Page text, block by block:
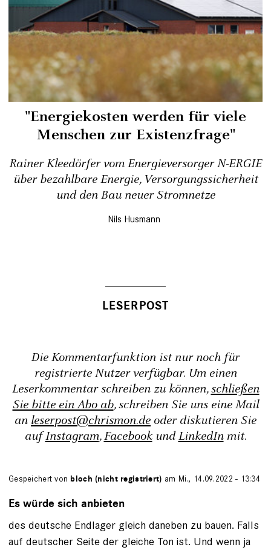
"Energiekosten werden für viele
Menschen zur Existenzfrage"
Rainer Kleedörfer vom Energieversorger N-ERGIE
über bezahlbare Energie, Versorgungssicherheit
und den Bau neuer Stromnetze
Nils Husmann
Die Kommentarfunktion ist nur noch für
registrierte Nutzer verfügbar. Um einen
Leserkommentar schreiben zu können,schließen
Sie bitte ein Abo ab, schreiben Sie uns eine Mail
an leserpost@chrismon.de oder diskutieren Sie
aufInstagram,FacebookundLinkedInmit.
Gespeichert von bloch (nicht registriert) am Mi., 14.09.2022 - 13:34
Es würde sich anbieten
des deutsche Endlager gleich daneben zu bauen. Falls
auf deutscher Seite der gleiche Ton ist. Und wenn ja